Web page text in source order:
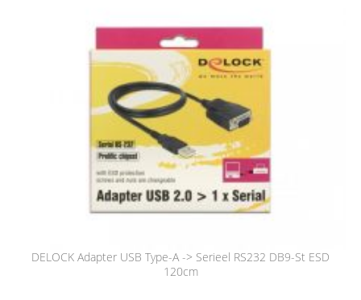
DELOCK Adapter USB Type-A -> Serieel RS232 DB9-St ESD
120cm